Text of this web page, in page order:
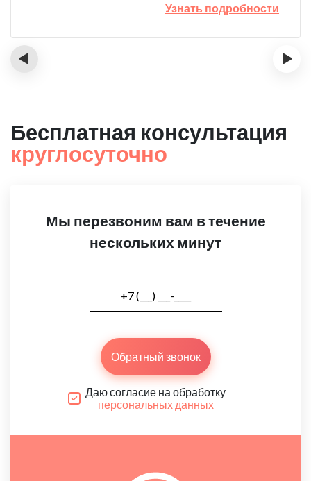
Узнать подробности
‹ ›
Бесплатная консультация
круглосуточно
Мы перезвоним вам в течение
нескольких минут
Обратный звонок
Даю согласие на обработку
персональных данных